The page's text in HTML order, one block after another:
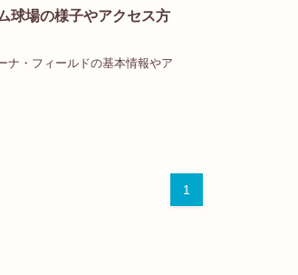
球場の様子やアクセス方
ナ・フィールドの基本情報やア
1